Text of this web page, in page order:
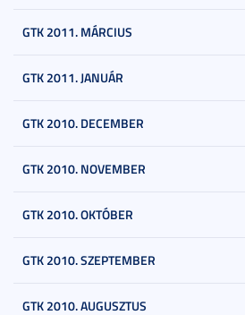
GTK 2011. MÁRCIUS
GTK 2011. JANUÁR
GTK 2010. DECEMBER
GTK 2010. NOVEMBER
GTK 2010. OKTÓBER
GTK 2010. SZEPTEMBER
GTK 2010. AUGUSZTUS